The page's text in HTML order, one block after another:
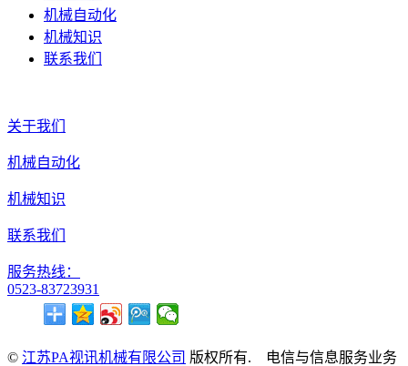
机械自动化
机械知识
联系我们
关于我们
机械自动化
机械知识
联系我们
服务热线：
0523-83723931
© 江苏PA视讯机械有限公司 版权所有. 电信与信息服务业务